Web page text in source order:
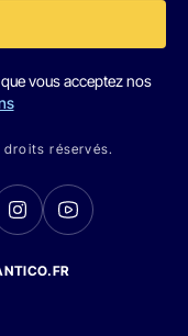
vous acceptez nos
réservés.